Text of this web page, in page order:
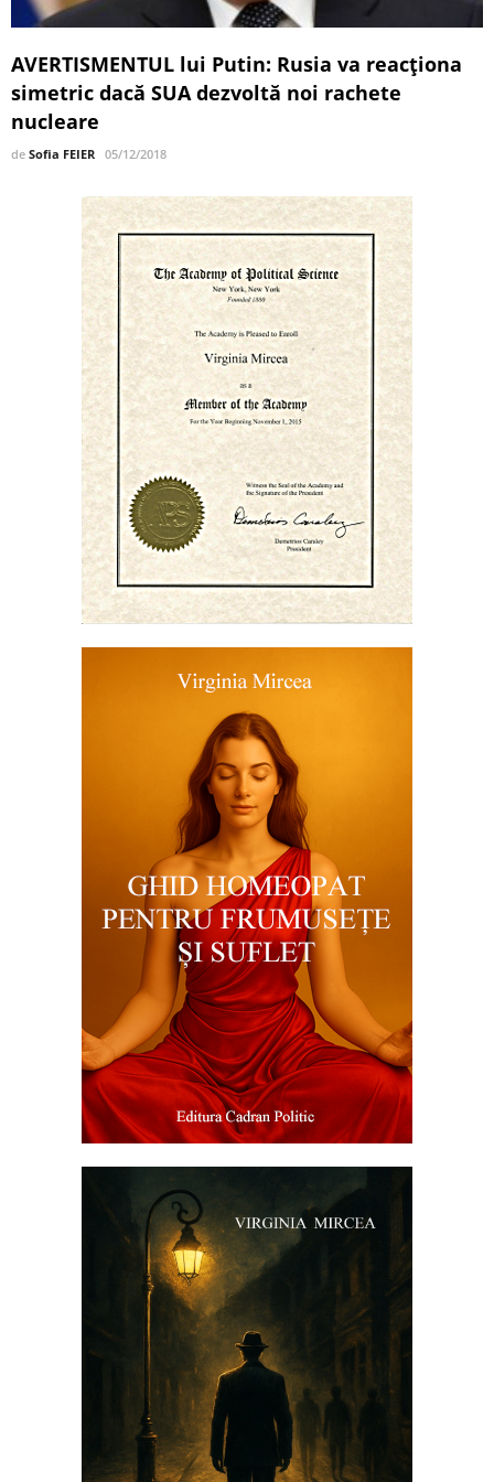
AVERTISMENTUL lui Putin: Rusia va reacţiona
simetric dacă SUA dezvoltă noi rachete
nucleare
de Sofia FEIER 05/12/2018